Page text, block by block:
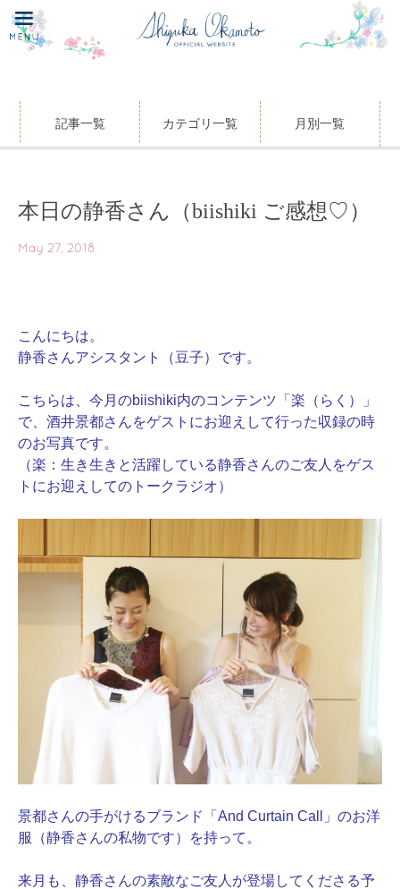
記事一覧 カテゴリ一覧 月別一覧
本日の静香さん（biishiki ご感想♡）
May 27, 2018
こんにちは。
静香さんアシスタント（豆子）です。
こちらは、今月のbiishiki内のコンテンツ「楽（らく）」
で、酒井景都さんをゲストにお迎えして行った収録の時
のお写真です。
（楽：生き生きと活躍している静香さんのご友人をゲス
トにお迎えしてのトークラジオ）
景都さんの手がけるブランド「And Curtain Call」のお洋
服（静香さんの私物です）を持って。
来月も、静香さんの素敵なご友人が登場してくださる予